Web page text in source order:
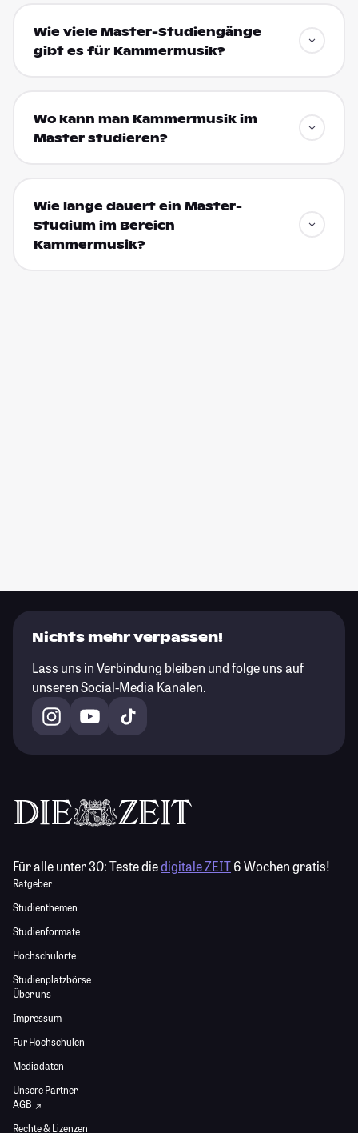
Wie viele Master-Studiengänge
gibt es für Kammermusik?
Wo kann man Kammermusik im
Master studieren?
Wie lange dauert ein Master-
Studium im Bereich
Kammermusik?
Nichts mehr verpassen!
Lass uns in Verbindung bleiben und folge uns auf
unseren Social-Media Kanälen.
Für alle unter 30:Teste diedigitale ZEIT6 Wochen gratis!
Ratgeber
Studienthemen
Studienformate
Hochschulorte
Studienplatzbörse
Über uns
Impressum
Für Hochschulen
Mediadaten
Unsere Partner
AGB
Rechte & Lizenzen